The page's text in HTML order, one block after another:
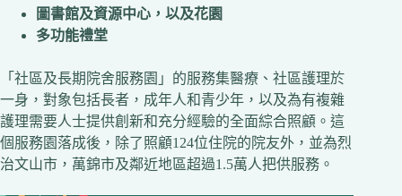
圖書館及資源中心，以及花園
多功能禮堂
「社區及長期院舍服務園」的服務集醫療、社區護理於
一身，對象包括長者，成年人和青少年，以及為有複雜
護理需要人士提供創新和充分經驗的全面綜合照顧。這
個服務園落成後，除了照顧124位住院的院友外，並為烈
治文山市，萬錦市及鄰近地區超過1.5萬人把供服務。